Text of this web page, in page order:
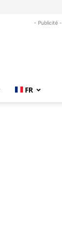
- Publicité -
FR